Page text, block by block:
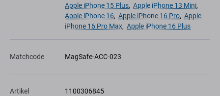
Apple iPhone 15 Plus, Apple iPhone 13 Mini,
Apple iPhone 16, Apple iPhone 16 Pro, Apple
iPhone 16 Pro Max, Apple iPhone 16 Plus
Matchcode MagSafe-ACC-023
Artikel 1100306845